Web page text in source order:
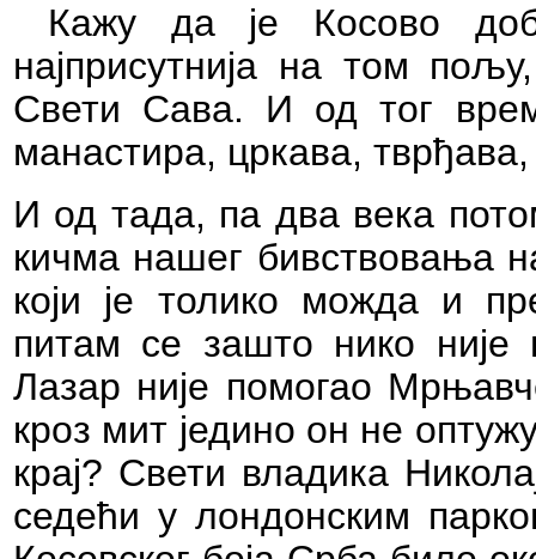
Кажу да је Косово
најприсутнија на том пољу,
Свети Сава. И од тог
манастира, цркава,
И од тада, па два века
кичма нашег бивствовања
који је толико можда и
питам се зашто нико
Лазар није помогао
кроз мит једино он не
крај? Свети владика
седећи у лондонским